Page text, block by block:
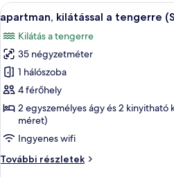
tengerre
további
részletei
A
következő
szoba
összes
képének
megtekintése:
apartman,
kilátással
a
tengerre
(Split
9
apartman, kilátással a tengerre
Kilátás a tengerre
35 négyzetméter
1 hálószoba
4 férőhely
2 egyszemélyes ágy és 2 kinyitható
méret)
Ingyenes wifi
További részletek
apartman,